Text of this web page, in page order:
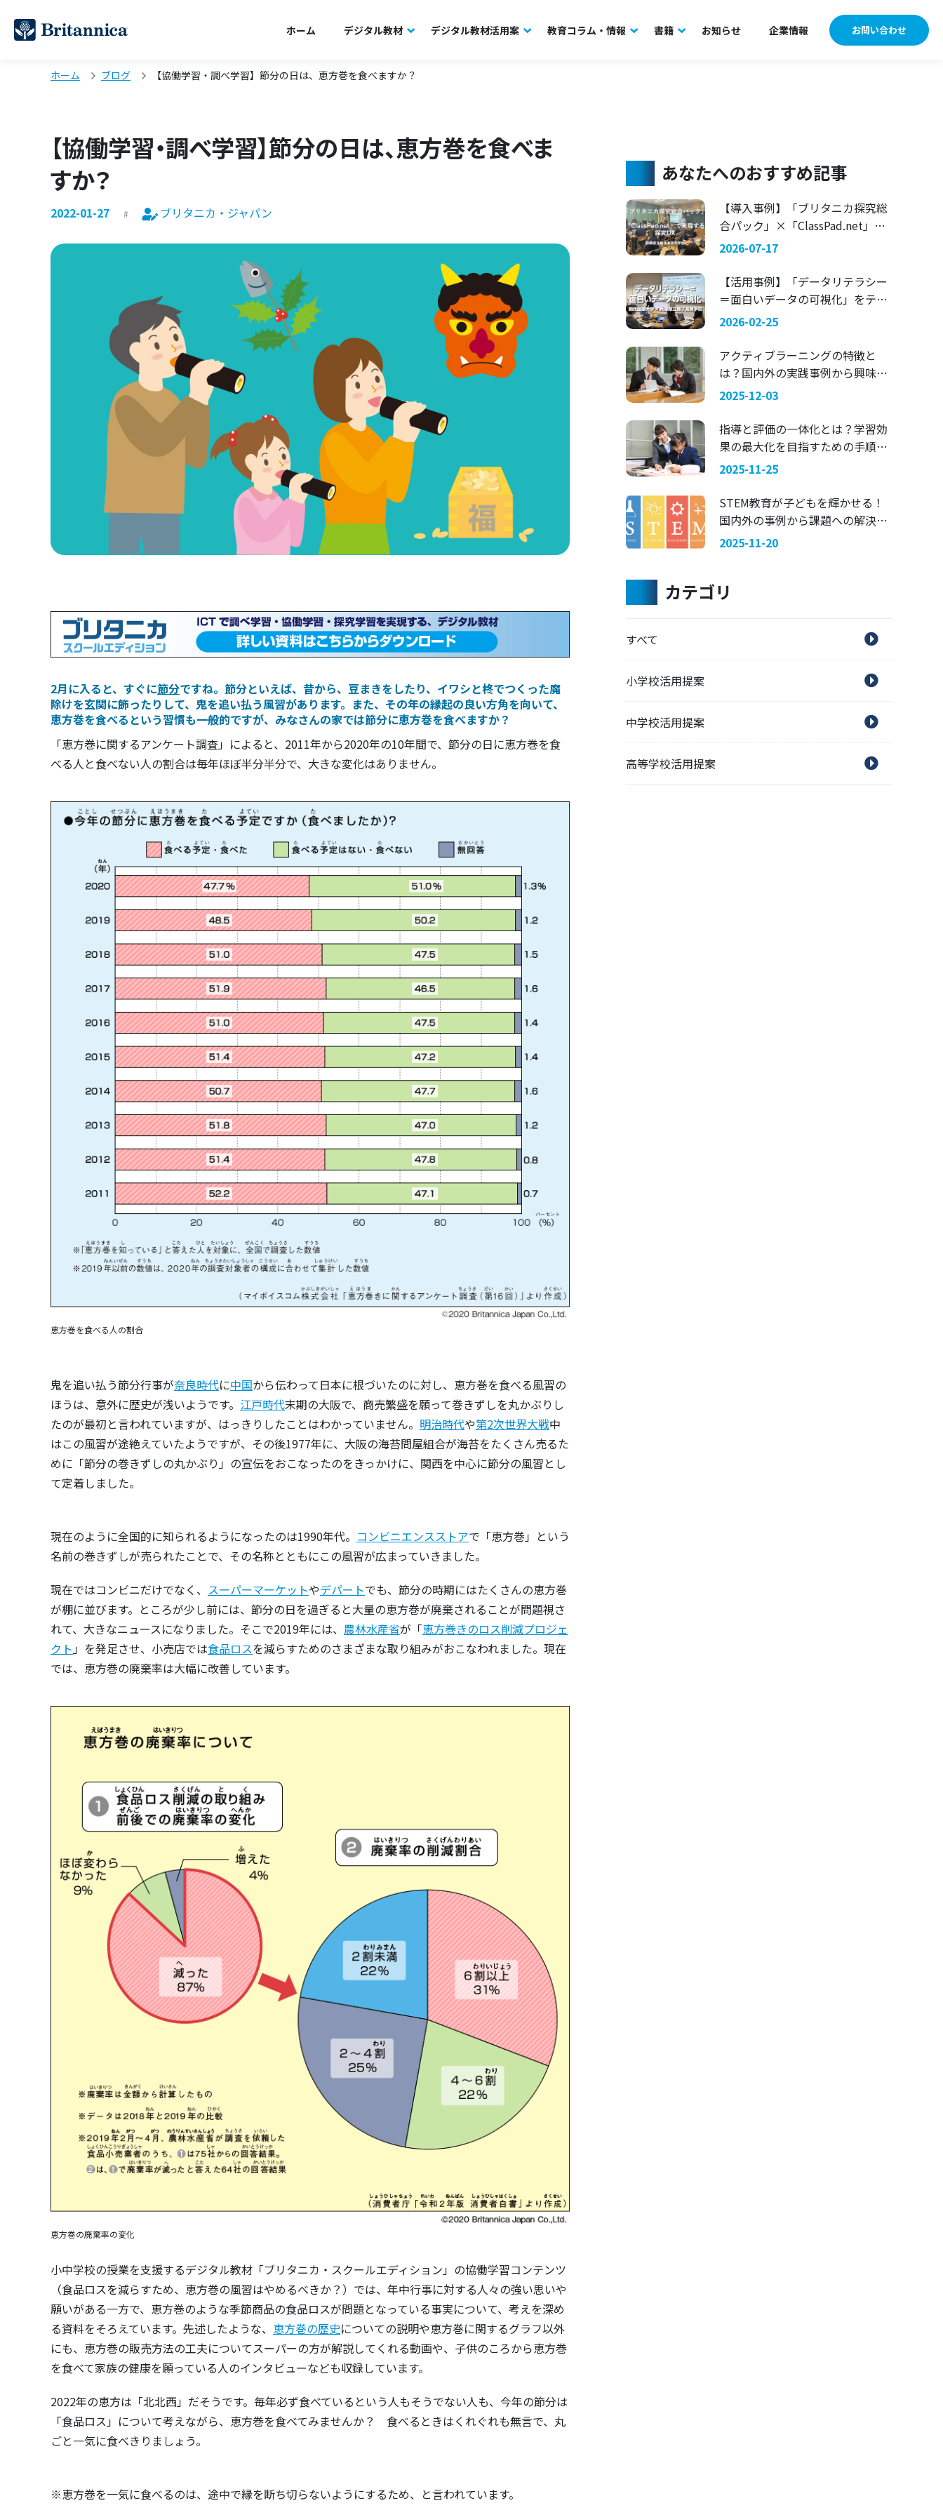
ホーム デジタル教材 デジタル教材活用案 教育コラム・情報 書籍 お知らせ 企業情報 お問い合わせ
ホーム ブログ 【協働学習・調べ学習】節分の日は、恵方巻を食べますか？
【協働学習・調べ学習】節分の日は、恵方巻を食べま
すか？
2022-01-27 ブリタニカ・ジャパン
2月に入ると、すぐに節分ですね。節分といえば、昔から、豆まきをしたり、イワシと柊でつくった魔
除けを玄関に飾ったりして、鬼を追い払う風習があります。また、その年の縁起の良い方角を向いて、
恵方巻を食べるという習慣も一般的ですが、みなさんの家では節分に恵方巻を食べますか？
「恵方巻に関するアンケート調査」によると、2011年から2020年の10年間で、節分の日に恵方巻を食
べる人と食べない人の割合は毎年ほぼ半分半分で、大きな変化はありません。
恵方巻を食べる人の割合
鬼を追い払う節分行事が奈良時代に中国から伝わって日本に根づいたのに対し、恵方巻を食べる風習の
ほうは、意外に歴史が浅いようです。 江戸時代末期の大阪で、商売繁盛を願って巻きずしを丸かぶりし
たのが最初と言われていますが、はっきりしたことはわかっていません。 明治時代や第2次世界大戦中
はこの風習が途絶えていたようですが、その後1977年に、大阪の海苔問屋組合が海苔をたくさん売るた
めに「節分の巻きずしの丸かぶり」の宣伝をおこなったのをきっかけに、関西を中心に節分の風習とし
て定着しました。
現在のように全国的に知られるようになったのは1990年代。 コンビニエンスストアで「恵方巻」という
名前の巻きずしが売られたことで、その名称とともにこの風習が広まっていきました。
現在ではコンビニだけでなく、 スーパーマーケットやデパートでも、節分の時期にはたくさんの恵方巻
が棚に並びます。ところが少し前には、節分の日を過ぎると大量の恵方巻が廃棄されることが問題視さ
れて、大きなニュースになりました。そこで2019年には、 農林水産省が「恵方巻きのロス削減プロジェ
クト 」を発足させ、小売店では食品ロスを減らすためのさまざまな取り組みがおこなわれました。現在
では、恵方巻の廃棄率は大幅に改善しています。
恵方巻の廃棄率の変化
小中学校の授業を支援するデジタル教材「ブリタニカ・スクールエディション」の協働学習コンテンツ
（食品ロスを減らすため、恵方巻の風習はやめるべきか？）では、年中行事に対する人々の強い思いや
願いがある一方で、恵方巻のような季節商品の食品ロスが問題となっている事実について、考えを深め
る資料をそろえています。先述したような、 恵方巻の歴史についての説明や恵方巻に関するグラフ以外
にも、恵方巻の販売方法の工夫についてスーパーの方が解説してくれる動画や、子供のころから恵方巻
を食べて家族の健康を願っている人のインタビューなども収録しています。
2022年の恵方は「北北西」だそうです。毎年必ず食べているという人もそうでない人も、今年の節分は
「食品ロス」について考えながら、恵方巻を食べてみませんか？ 食べるときはくれぐれも無言で、丸
ごと一気に食べきりましょう。
※恵方巻を一気に食べるのは、途中で縁を断ち切らないようにするため、と言われています。
あなたへのおすすめ記事
【導入事例】「ブリタニカ探究総
合パック」×「ClassPad.net」で
実現する探究DX 〜静岡県立藤枝
2026-07-17
【活用事例】「データリテラシー
＝面白いデータの可視化」をテー
マにした探究学習 —— 関西国際大
2026-02-25
アクティブラーニングの特徴と
は？国内外の実践事例から興味を
引く指導法を考える
2025-12-03
指導と評価の一体化とは？学習効
果の最大化を目指すための手順を
ご紹介
2025-11-25
STEM教育が子どもを輝かせる！
国内外の事例から課題への解決策
を考える
2025-11-20
カテゴリ
すべて
小学校活用提案
中学校活用提案
高等学校活用提案